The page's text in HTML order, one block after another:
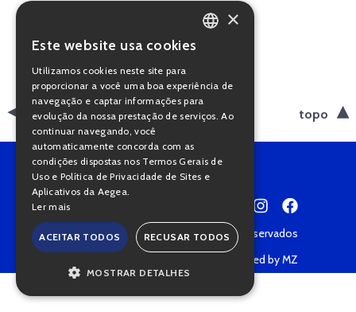
voltar topo
Copyright © 2022 • Todos os direitos reservados
Powered by MZ
PORTUGUESE
×
Este website usa cookies
Utilizamos cookies neste site para
proporcionar a você uma boa experiência de
navegação e captar informações para
evolução da nossa prestação de serviços. Ao
continuar navegando, você
automaticamente concorda com as
condições dispostas nos Termos Gerais de
Uso e Política de Privacidade de Sites e
Aplicativos da Aegea.
Ler mais
ACEITAR TODOS RECUSAR TODOS
MOSTRAR DETALHES